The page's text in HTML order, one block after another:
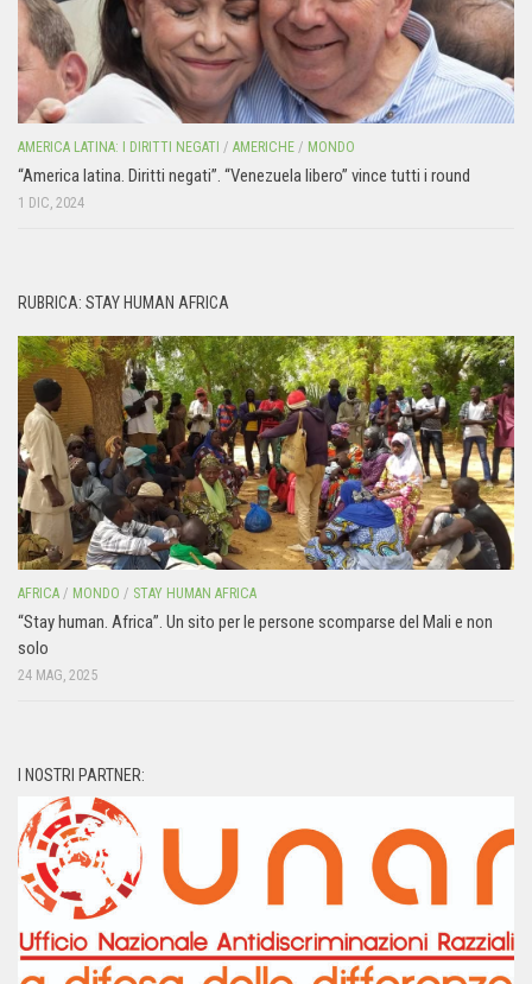
AMERICA LATINA: I DIRITTI NEGATI / AMERICHE / MONDO
“America latina. Diritti negati”. “Venezuela libero” vince tutti i round
1 DIC, 2024
RUBRICA: STAY HUMAN AFRICA
AFRICA / MONDO / STAY HUMAN AFRICA
“Stay human. Africa”. Un sito per le persone scomparse del Mali e non
solo
24 MAG, 2025
I NOSTRI PARTNER: